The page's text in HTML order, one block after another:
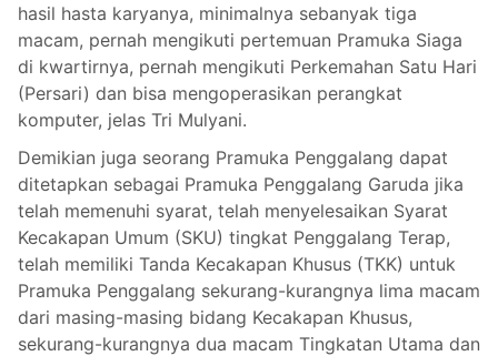
hasil hasta karyanya, minimalnya sebanyak tiga
macam, pernah mengikuti pertemuan Pramuka Siaga
di kwartirnya, pernah mengikuti Perkemahan Satu Hari
(Persari) dan bisa mengoperasikan perangkat
komputer, jelas Tri Mulyani.
Demikian juga seorang Pramuka Penggalang dapat
ditetapkan sebagai Pramuka Penggalang Garuda jika
telah memenuhi syarat, telah menyelesaikan Syarat
Kecakapan Umum (SKU) tingkat Penggalang Terap,
telah memiliki Tanda Kecakapan Khusus (TKK) untuk
Pramuka Penggalang sekurang-kurangnya lima macam
dari masing-masing bidang Kecakapan Khusus,
sekurang-kurangnya dua macam Tingkatan Utama dan